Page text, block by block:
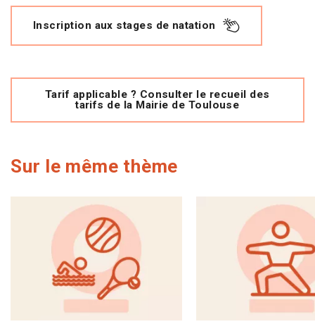
Inscription aux stages de natation
Tarif applicable ? Consulter le recueil des
tarifs de la Mairie de Toulouse
Sur le même thème